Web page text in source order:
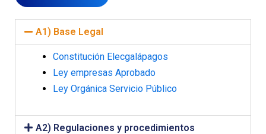
A1) Base Legal
Constitución Elecgalápagos
Ley empresas Aprobado
Ley Orgánica Servicio Público
A2) Regulaciones y procedimientos